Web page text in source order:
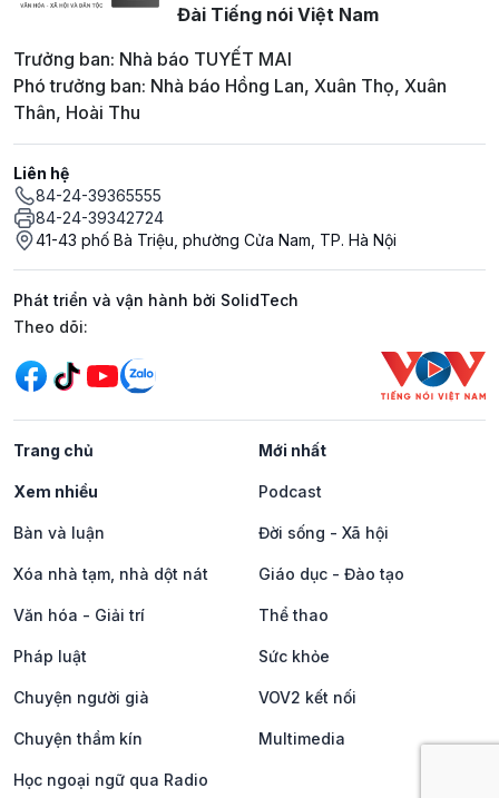
Đài Tiếng nói Việt Nam
Trưởng ban: Nhà báo TUYẾT MAI
Phó trưởng ban: Nhà báo Hồng Lan, Xuân Thọ, Xuân
Thân, Hoài Thu
Liên hệ
84-24-39365555
84-24-39342724
41-43 phố Bà Triệu, phường Cửa Nam, TP. Hà Nội
Phát triển và vận hành bởi SolidTech
Mạng xã hội
Theo dõi:
Trang chủ Mới nhất
Xem nhiều Podcast
Bàn và luận Đời sống - Xã hội
Xóa nhà tạm, nhà dột nát Giáo dục - Đào tạo
Văn hóa - Giải trí Thể thao
Pháp luật Sức khỏe
Chuyện người già VOV2 kết nối
Chuyện thầm kín Multimedia
Học ngoại ngữ qua Radio